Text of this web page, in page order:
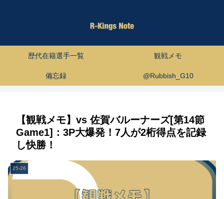
歴代在籍選手一覧 観戦メモ
備忘録 @Rubbish_G10
【観戦メモ】vs 佐賀バルーナーズ[第14節
Game1]：3P大爆発！7人が2桁得点を記録
し快勝！
25-26